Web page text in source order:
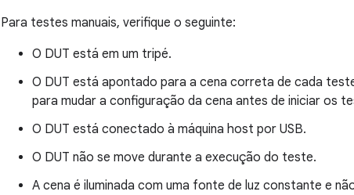
Para testes manuais, verifique o seguinte:
O DUT está em um tripé.
O DUT está apontado para a cena correta de cada
para mudar a configuração da cena antes de iniciar os
O DUT está conectado à máquina host por USB.
O DUT não se move durante a execução do teste.
A cena é iluminada com uma fonte de luz constante e